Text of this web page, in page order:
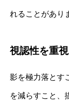
れることがあり
視認性を重
影を極力落とす
を減らすこと、